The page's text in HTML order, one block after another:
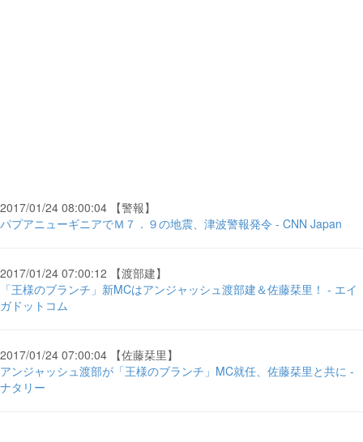
2017/01/24 08:00:04 【警報】
パプアニューギニアでＭ７．９の地震、津波警報発令 - CNN Japan
2017/01/24 07:00:12 【渡部建】
「王様のブランチ」新MCはアンジャッシュ渡部建＆佐藤栞里！ - エイ
ガドットコム
2017/01/24 07:00:04 【佐藤栞里】
アンジャッシュ渡部が「王様のブランチ」MC就任、佐藤栞里と共に -
ナタリー